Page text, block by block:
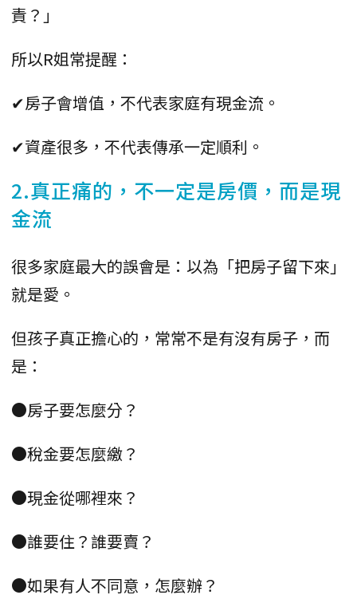
責？」
所以R姐常提醒：
✔房子會增值，不代表家庭有現金流。
✔資產很多，不代表傳承一定順利。
2.真正痛的，不一定是房價，而是現
金流
很多家庭最大的誤會是：以為「把房子留下來」
就是愛。
但孩子真正擔心的，常常不是有沒有房子，而
是：
●房子要怎麼分？
●稅金要怎麼繳？
●現金從哪裡來？
●誰要住？誰要賣？
●如果有人不同意，怎麼辦？